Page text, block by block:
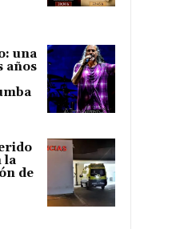
una
años
la
de